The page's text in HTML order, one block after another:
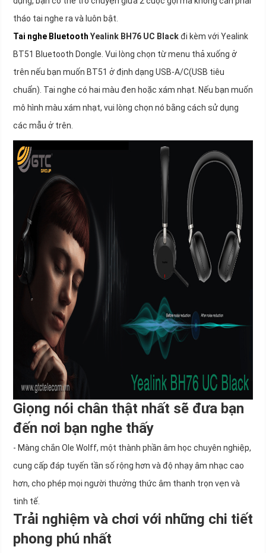
tháo tai nghe ra và luôn bật.
Tai nghe Bluetooth Yealink BH76 UC Blackđi kèm với Yealink
BT51 Bluetooth Dongle. Vui lòng chọn từ menu thả xuống ở
trên nếu bạn muốn BT51 ở định dạng USB-A/C(USB tiêu
chuẩn). Tai nghe có hai màu đen hoặc xám nhạt. Nếu bạn muốn
mô hình màu xám nhạt, vui lòng chọn nó bằng cách sử dụng
các mẫu ở trên.
Giọng nói chân thật nhất sẽ đưa bạn
đến nơi bạn nghe thấy
- Màng chắn Ole Wolff, một thành phần âm học chuyên nghiệp,
cung cấp đáp tuyến tần số rộng hơn và độ nhạy âm nhạc cao
hơn, cho phép mọi người thưởng thức âm thanh trọn vẹn và
tinh tế.
Trải nghiệm và chơi với những chi tiết
phong phú nhất